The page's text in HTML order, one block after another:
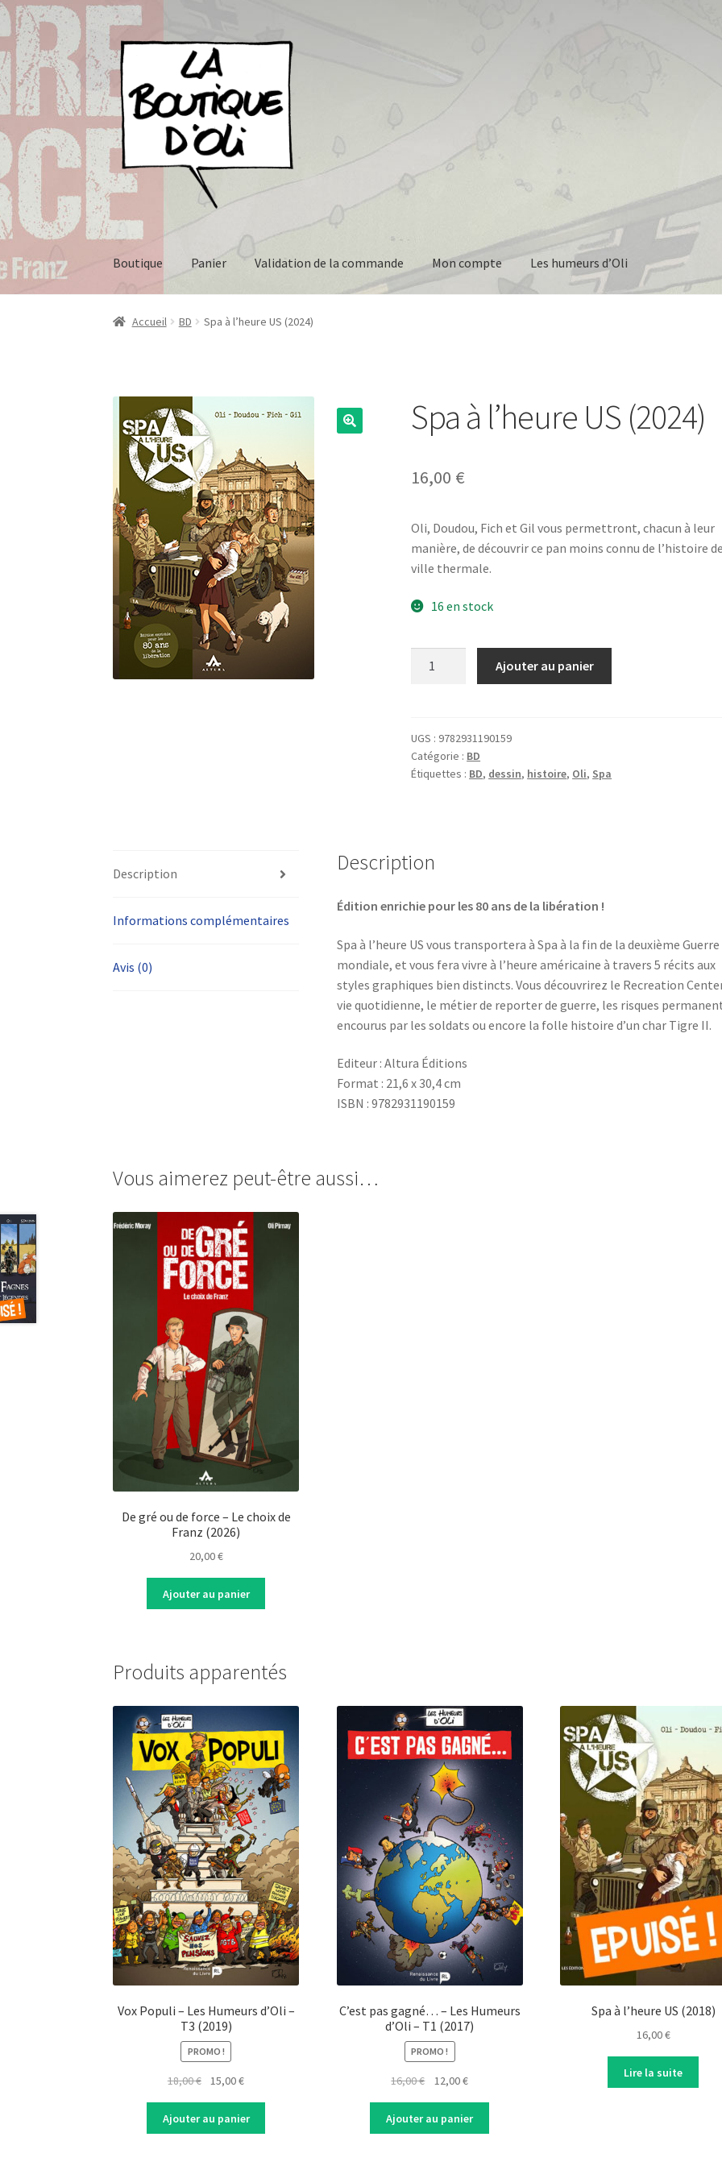
Skip
to
navigation
Skip
to
content
Boutique Panier Validation de la commande Mon compte Les humeurs d’Oli
Accueil Blog Conditions générale de vente
Accueil BD Spa à l’heure US (2024)
Spa à l’heure US (2024)
16,00 €
Oli, Doudou, Fich et Gil vous permettront, chacun à leur
manière, de découvrir ce pan moins connu de l’histoire
ville thermale.
16 en stock
l'heure
US
(2024)
Ajouter au panier
UGS : 9782931190159
Catégorie : BD
Étiquettes : BD, dessin, histoire, Oli, Spa
Description
Informations complémentaires
Avis (0)
Description
Édition enrichie pour les 80 ans de la libération !
Spa à l’heure US vous transportera à Spa à la fin de la deuxième Guerre
mondiale, et vous fera vivre à l’heure américaine à travers 5 récits aux
styles graphiques bien distincts. Vous découvrirez le Recreation
vie quotidienne, le métier de reporter de guerre, les risques
encourus par les soldats ou encore la folle histoire d’un char Tigre II.
Editeur : Altura Éditions
Format : 21,6 x 30,4 cm
ISBN : 9782931190159
Vous aimerez peut-être aussi…
De gré ou de force – Le choix de
Franz (2026)
20,00€
Ajouter au panier
Produits apparentés
Vox Populi – Les Humeurs d’Oli –
T3 (2019)
PROMO !
18,00€
Original
was:
18,00 €.
15,00€Current
is:
15,00 €.
Ajouter au panier
C’est pas gagné… – Les Humeurs
d’Oli – T1 (2017)
PROMO !
16,00€
Original
was:
16,00 €.
12,00€Current
is:
12,00 €.
Ajouter au panier
Spa à l’heure US (2018)
16,00€
Lire la suite